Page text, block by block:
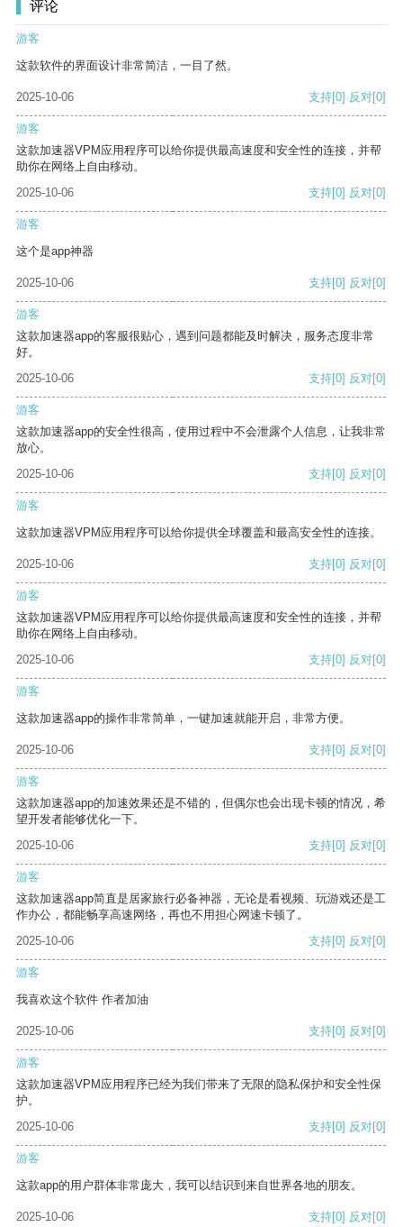
评论
游客
这款软件的界面设计非常简洁，一目了然。
2025-10-06 支持[0] 反对[0]
游客
这款加速器VPM应用程序可以给你提供最高速度和安全性的连接，并帮
助你在网络上自由移动。
2025-10-06
支持[0] 反对[0]
游客
这个是app神器
2025-10-06 支持[0] 反对[0]
游客
这款加速器app的客服很贴心，遇到问题都能及时解决，服务态度非常
好。
2025-10-06
支持[0] 反对[0]
游客
这款加速器app的安全性很高，使用过程中不会泄露个人信息，让我非常
放心。
2025-10-06
支持[0] 反对[0]
游客
这款加速器VPM应用程序可以给你提供全球覆盖和最高安全性的连接。
2025-10-06 支持[0] 反对[0]
游客
这款加速器VPM应用程序可以给你提供最高速度和安全性的连接，并帮
助你在网络上自由移动。
2025-10-06
支持[0] 反对[0]
游客
这款加速器app的操作非常简单，一键加速就能开启，非常方便。
2025-10-06 支持[0] 反对[0]
游客
这款加速器app的加速效果还是不错的，但偶尔也会出现卡顿的情况，希
望开发者能够优化一下。
2025-10-06
支持[0] 反对[0]
游客
这款加速器app简直是居家旅行必备神器，无论是看视频、玩游戏还是工
作办公，都能畅享高速网络，再也不用担心网速卡顿了。
2025-10-06
支持[0] 反对[0]
游客
我喜欢这个软件 作者加油
2025-10-06 支持[0] 反对[0]
游客
这款加速器VPM应用程序已经为我们带来了无限的隐私保护和安全性保
护。
2025-10-06
支持[0] 反对[0]
游客
这款app的用户群体非常庞大，我可以结识到来自世界各地的朋友。
2025-10-06 支持[0] 反对[0]